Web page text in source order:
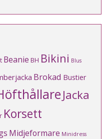
Beanie BH Bikini Blus
Brokad Bustier
Jacka
Korsett
Midjeformare Minidress